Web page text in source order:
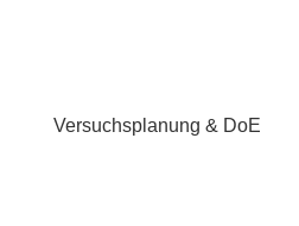
Versuchsplanung & DoE